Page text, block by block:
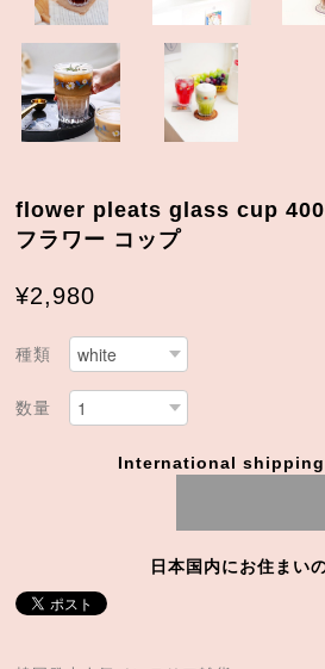
flower pleats glass cup
フラワー コップ
¥2,980
種類
数量
International
日本国内にお住まい